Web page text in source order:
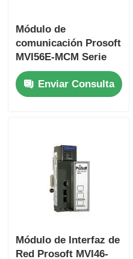
Módulo de
comunicación Prosoft
MVI56E-MCM Serie
ControlLogix
Enviar Consulta
Módulo de Interfaz de
Red Prosoft MVI46-